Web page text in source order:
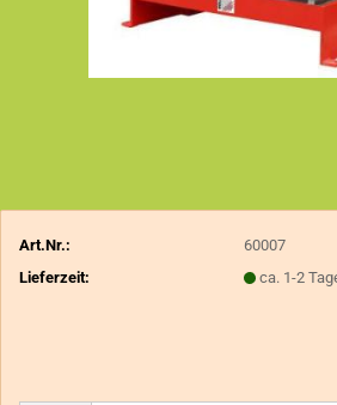
Art.Nr.:
60007
Lieferzeit:
ca. 1-2